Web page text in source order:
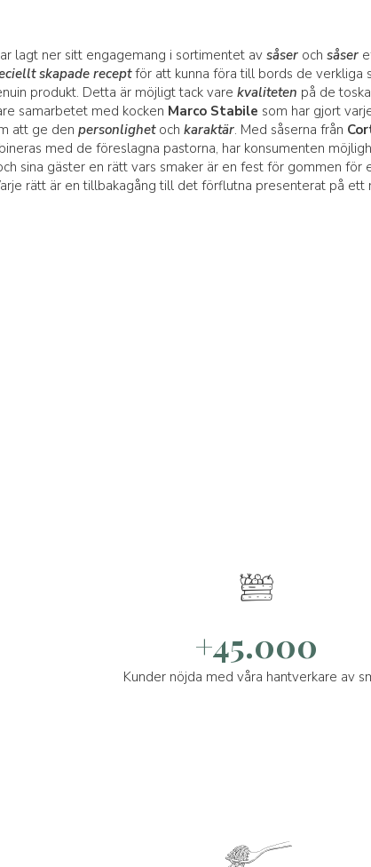
lagt ner sitt engagemang i sortimentet av såser och såser
skapade receptför att kunna föra till bords de verkliga
produkt. Detta är möjligt tack vare kvaliteten på de
samarbetet med kocken Marco Stabile som har gjort
att ge den personlighetoch karaktär. Med såserna från
med de föreslagna pastorna, har konsumenten
sina gäster en rätt vars smaker är en fest för gommen för
rätt är en tillbakagång till det förflutna presenterat på ett
+45.000
Kunder nöjda med våra hantverkare av